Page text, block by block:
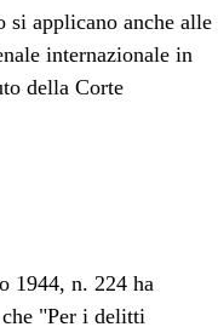
si applicano anche alle
internazionale in
della Corte
1944, n. 224 ha
"Per i delitti